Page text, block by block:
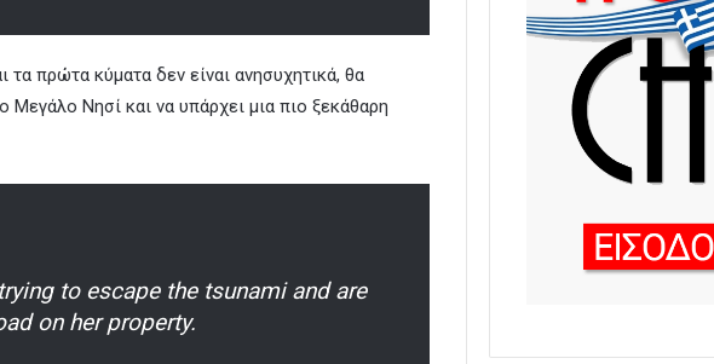
τα πρώτα κύματα δεν είναι ανησυχητικά, θα
Νησί και να υπάρχει μια πιο ξεκάθαρη
to escape the tsunami and are
on her property.